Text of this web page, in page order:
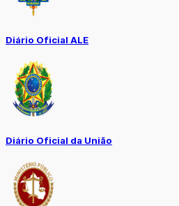
Diário Oficial ALE
Diário Oficial da União